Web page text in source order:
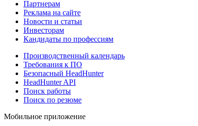
Партнерам
Реклама на сайте
Новости и статьи
Инвесторам
Кандидаты по профессиям
Производственный календарь
Требования к ПО
Безопасный HeadHunter
HeadHunter API
Поиск работы
Поиск по резюме
Мобильное приложение